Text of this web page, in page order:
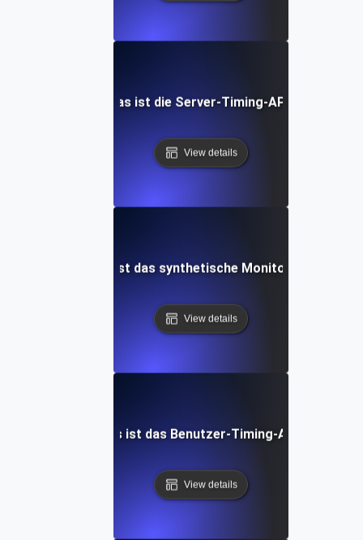
Was ist die Server-Timing-API?
View details
Was ist das synthetische Monitoring?
View details
Was ist das Benutzer-Timing-API?
View details